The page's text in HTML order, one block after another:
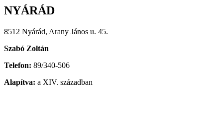
NYÁRÁD
8512 Nyárád, Arany János u. 45.
Szabó Zoltán
Telefon: 89/340-506
Alapítva: a XIV. században